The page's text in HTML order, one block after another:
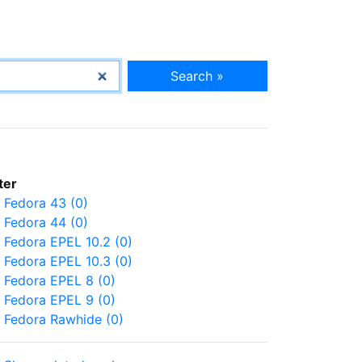
Search »
Fedora 43 (0)
Fedora 44 (0)
Fedora EPEL 10.2 (0)
Fedora EPEL 10.3 (0)
Fedora EPEL 8 (0)
Fedora EPEL 9 (0)
Fedora Rawhide (0)